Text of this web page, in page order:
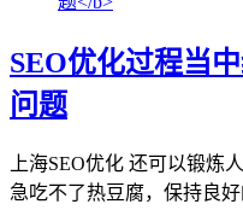
SEO优化过程当
问题
上海SEO优化 还可以锻炼
急吃不了热豆腐，保持良